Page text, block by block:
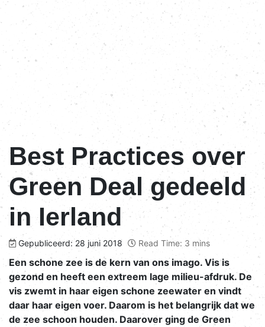
Best Practices over
Green Deal gedeeld
in Ierland
Gepubliceerd: 28 juni 2018 Read Time: 3 mins
Een schone zee is de kern van ons imago. Vis is
gezond en heeft een extreem lage milieu-afdruk. De
vis zwemt in haar eigen schone zeewater en vindt
daar haar eigen voer. Daarom is het belangrijk dat we
de zee schoon houden. Daarover ging de Green